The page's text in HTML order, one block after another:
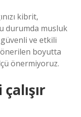
kibrit,
durumda musluk
güvenli ve etkili
boyutta
önermiyoruz.